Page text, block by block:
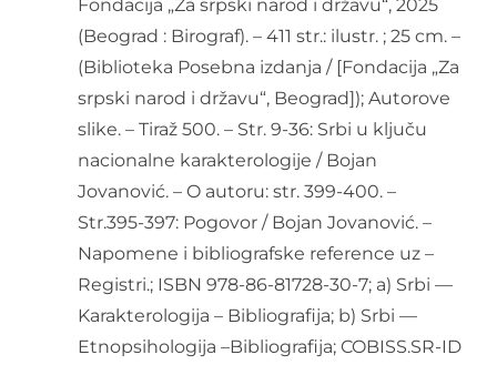
Fondacija „Za srpski narod i državu“, 2025
(Beograd : Birograf). – 411 str.: ilustr. ; 25 cm. –
(Biblioteka Posebna izdanja / [Fondacija „Za
srpski narod i državu“, Beograd]); Autorove
slike. – Tiraž 500. – Str. 9-36: Srbi u ključu
nacionalne karakterologije / Bojan
Jovanović. – O autoru: str. 399-400. –
Str.395-397: Pogovor / Bojan Jovanović. –
Napomene i bibliografske reference uz –
Registri.; ISBN 978-86-81728-30-7; a) Srbi —
Karakterologija – Bibliografija; b) Srbi —
Etnopsihologija –Bibliografija; COBISS.SR-ID